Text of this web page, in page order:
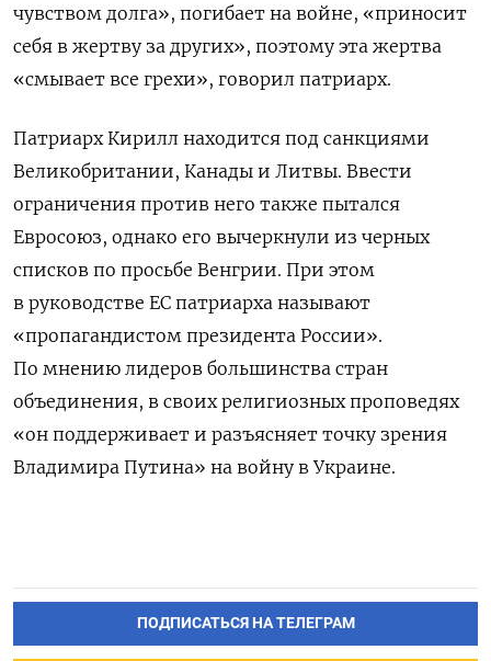
чувством долга», погибает на войне, «приносит
себя в жертву за других», поэтому эта жертва
«смывает все грехи», говорил патриарх.
Патриарх Кирилл находится под санкциями
Великобритании, Канады и Литвы. Ввести
ограничения против него также пытался
Евросоюз, однако его вычеркнули из черных
списков по просьбе Венгрии. При этом
в руководстве ЕС патриарха называют
«пропагандистом президента России».
По мнению лидеров большинства стран
объединения, в своих религиозных проповедях
«он поддерживает и разъясняет точку зрения
Владимира Путина» на войну в Украине.
ПОДПИСАТЬСЯ НА ТЕЛЕГРАМ